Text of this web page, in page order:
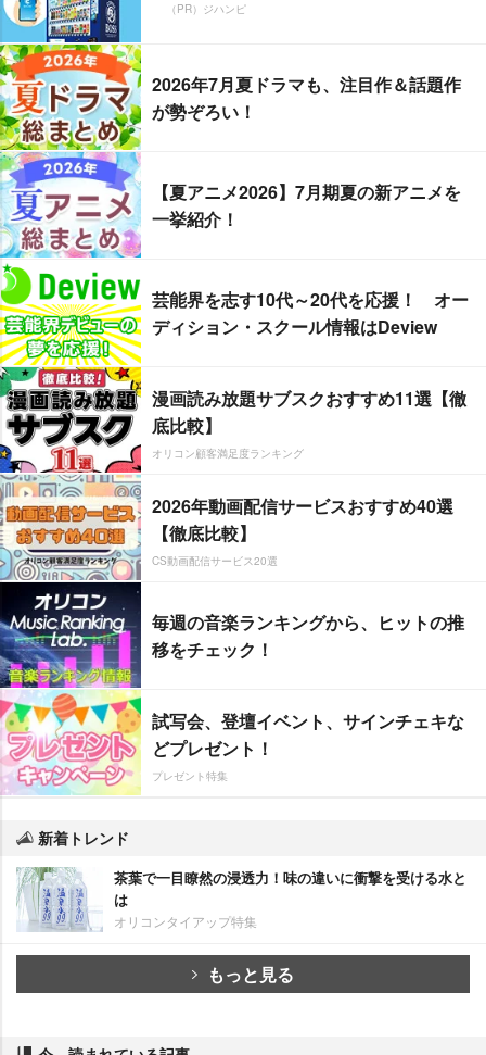
（PR）ジハンピ
2026年7月夏ドラマも、注目作＆話題作
が勢ぞろい！
【夏アニメ2026】7月期夏の新アニメを
一挙紹介！
芸能界を志す10代～20代を応援！ オー
ディション・スクール情報はDeview
漫画読み放題サブスクおすすめ11選【徹
底比較】
オリコン顧客満足度ランキング
2026年動画配信サービスおすすめ40選
【徹底比較】
CS動画配信サービス20選
毎週の音楽ランキングから、ヒットの推
移をチェック！
試写会、登壇イベント、サインチェキな
どプレゼント！
プレゼント特集
新着トレンド
茶葉で一目瞭然の浸透力！味の違いに衝撃を受ける水と
は
オリコンタイアップ特集
もっと見る